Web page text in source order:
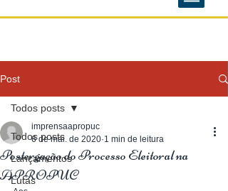
Post
Todos posts
Lançamentos
Lutas
Todos posts
Postergação do Processo Eleitoral na
APROPUC
imprensaapropuc
6 de mai. de 2020 1 min de leitura